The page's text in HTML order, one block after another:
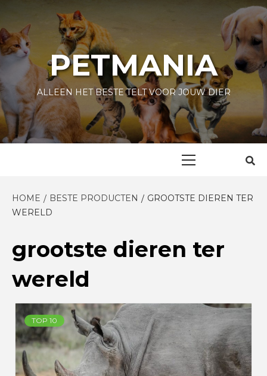
content
PETMANIA
ALLEEN HET BESTE TELT VOOR JOUW DIER
HOME BESTE PRODUCTEN
GROOTSTE DIEREN TER
WERELD
grootste dieren ter
wereld
TOP 10